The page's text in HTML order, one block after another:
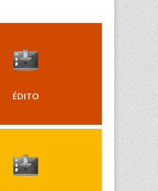
ÉDITO